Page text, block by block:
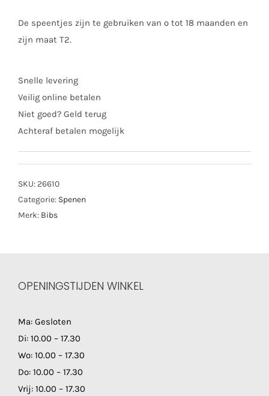
De speentjes zijn te gebruiken van o tot 18 maanden en
zijn maat T2.
Snelle levering
Veilig online betalen
Niet goed? Geld terug
Achteraf betalen mogelijk
SKU: 26610
Categorie: Spenen
Merk: Bibs
OPENINGSTIJDEN WINKEL
Ma: Gesloten
Di: 10.00 – 17.30
Wo: 10.00 – 17.30
Do: 10.00 – 17.30
Vrij: 10.00 – 17.30